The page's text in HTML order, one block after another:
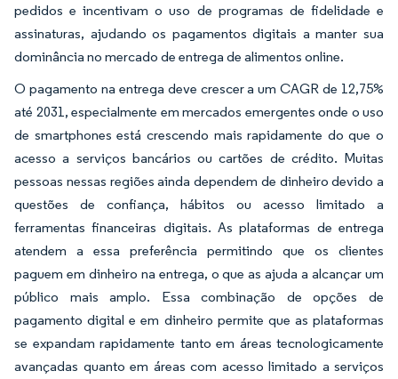
pedidos e incentivam o uso de programas de fidelidade e
assinaturas, ajudando os pagamentos digitais a manter sua
dominância no mercado de entrega de alimentos online.
O pagamento na entrega deve crescer a um CAGR de 12,75%
até 2031, especialmente em mercados emergentes onde o uso
de smartphones está crescendo mais rapidamente do que o
acesso a serviços bancários ou cartões de crédito. Muitas
pessoas nessas regiões ainda dependem de dinheiro devido a
questões de confiança, hábitos ou acesso limitado a
ferramentas financeiras digitais. As plataformas de entrega
atendem a essa preferência permitindo que os clientes
paguem em dinheiro na entrega, o que as ajuda a alcançar um
público mais amplo. Essa combinação de opções de
pagamento digital e em dinheiro permite que as plataformas
se expandam rapidamente tanto em áreas tecnologicamente
avançadas quanto em áreas com acesso limitado a serviços